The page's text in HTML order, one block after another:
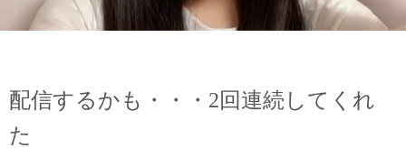
配信するかも・・・2回連続してくれ
た